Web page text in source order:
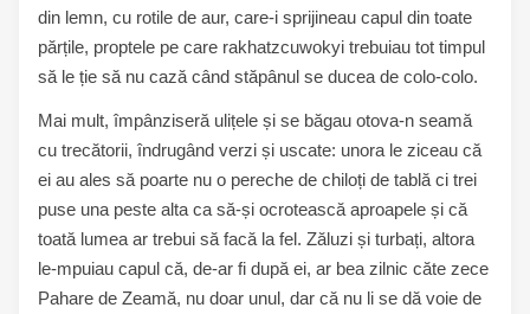
din lemn, cu rotile de aur, care-i sprijineau capul din toate
părțile, proptele pe care rakhatzcuwokyi trebuiau tot timpul
să le ție să nu cază când stăpânul se ducea de colo-colo.
Mai mult, împânziseră ulițele și se băgau otova-n seamă
cu trecătorii, îndrugând verzi și uscate: unora le ziceau că
ei au ales să poarte nu o pereche de chiloți de tablă ci trei
puse una peste alta ca să-și ocrotească aproapele și că
toată lumea ar trebui să facă la fel. Zăluzi și turbați, altora
le-mpuiau capul că, de-ar fi după ei, ar bea zilnic căte zece
Pahare de Zeamă, nu doar unul, dar că nu li se dă voie de